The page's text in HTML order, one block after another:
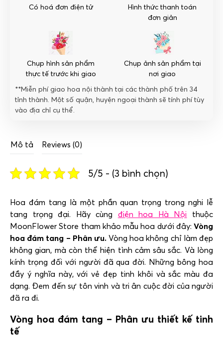
Có hoá đơn điện tử
Hình thức thanh toán
đơn giản
Chụp hình sản phẩm
thực tế trước khi giao
Chụp ảnh sản phẩm tại
nơi giao
**Miễn phí giao hoa nội thành tại các thành phố trên 34
tỉnh thành. Một số quận, huyện ngoại thành sẽ tính phí tùy
vào địa chỉ cụ thể.
Mô tả Reviews (0)
5/5 - (3 bình chọn)
Hoa đám tang là một phần quan trọng trong nghi lễ
tang trọng đại. Hãy cùng điện hoa Hà Nội thuộc
MoonFlower Store tham khảo mẫu hoa dưới đây: Vòng
hoa đám tang – Phân ưu.Vòng hoa không chỉ làm đẹp
không gian, mà còn thể hiện tình cảm sâu sắc. Và lòng
kính trọng đối với người đã qua đời. Những bông hoa
đầy ý nghĩa này, với vẻ đẹp tinh khôi và sắc màu đa
dạng. Đem đến sự tôn vinh và tri ân cuộc đời của người
đã ra đi.
Vòng hoa đám tang – Phân ưu thiết kế tinh
tế